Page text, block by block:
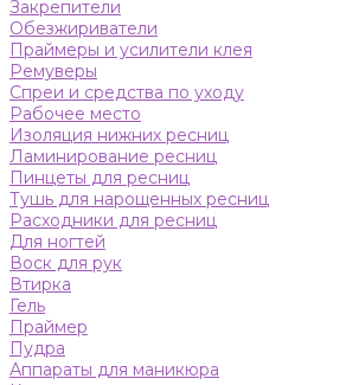
Закрепители
Обезжириватели
Праймеры и усилители клея
Ремуверы
Спреи и средства по уходу
Рабочее место
Изоляция нижних ресниц
Ламинирование ресниц
Пинцеты для ресниц
Тушь для нарощенных ресниц
Расходники для ресниц
Для ногтей
Воск для рук
Втирка
Гель
Праймер
Пудра
Аппараты для маникюра